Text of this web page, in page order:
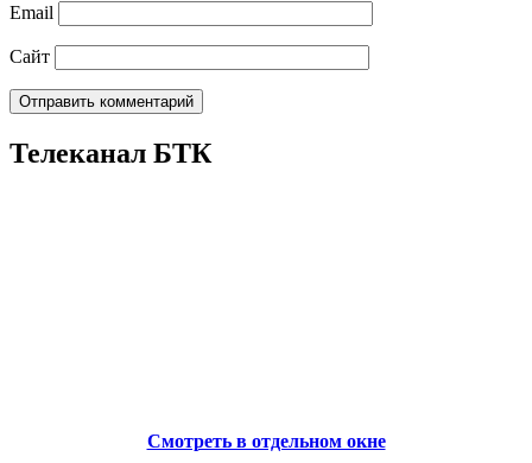
Email
Сайт
Телеканал БТК
Смотреть в отдельном окне